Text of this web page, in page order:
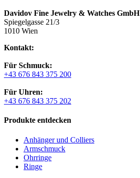
Davidov Fine Jewelry & Watches GmbH
Spiegelgasse 21/3
1010 Wien
Kontakt:
Für Schmuck:
+43 676 843 375 200
Für Uhren:
+43 676 843 375 202
Produkte entdecken
Anhänger und Colliers
Armschmuck
Ohrringe
Ringe